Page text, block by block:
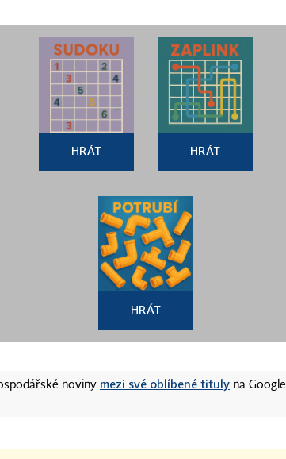
HRÁT HRÁT
HRÁT
noviny mezi své oblíbené tituly na Google